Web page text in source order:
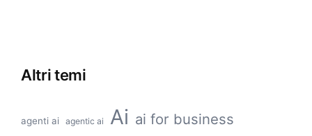
Altri temi
agenti ai agentic ai Ai ai for business